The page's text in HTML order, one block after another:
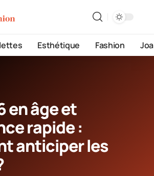
Esthétique Fashion
en âge et
rapide :
anticiper les